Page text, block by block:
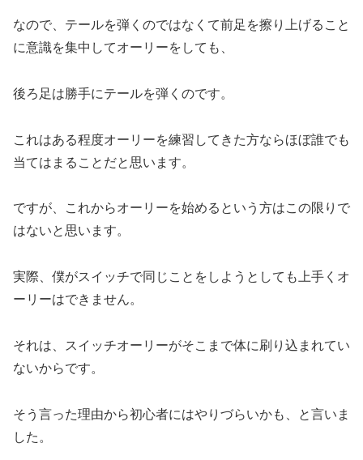
なので、テールを弾くのではなくて前足を擦り上げること
に意識を集中してオーリーをしても、
後ろ足は勝手にテールを弾くのです。
これはある程度オーリーを練習してきた方ならほぼ誰でも
当てはまることだと思います。
ですが、これからオーリーを始めるという方はこの限りで
はないと思います。
実際、僕がスイッチで同じことをしようとしても上手くオ
ーリーはできません。
それは、スイッチオーリーがそこまで体に刷り込まれてい
ないからです。
そう言った理由から初心者にはやりづらいかも、と言いま
した。